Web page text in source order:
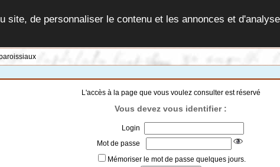
de personnaliser le contenu et les annonces et
L'accès à la page que vous voulez consulter est réservé
Vous devez vous identifier :
Login
Mot de passe
Mémoriser le mot de passe quelques jours.